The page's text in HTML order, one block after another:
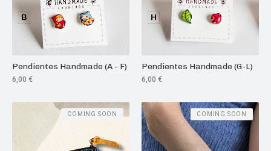
Pendientes Handmade (A - F)
6,00 €
Pendientes Handmade (G-L)
6,00 €
COMING SOON COMING SOON